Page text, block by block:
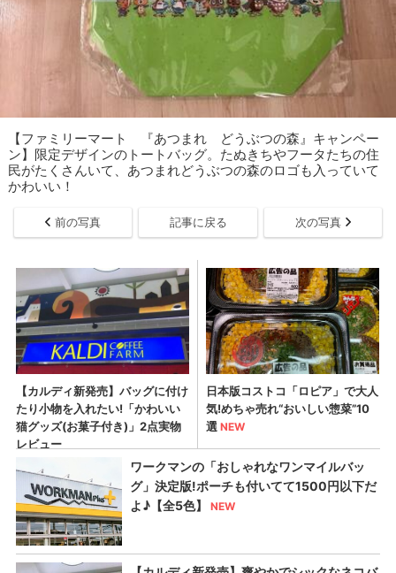
【ファミリーマート 『あつまれ どうぶつの森』キャンペー
ン】限定デザインのトートバッグ。たぬきちやフータたちの住
民がたくさんいて、あつまれどうぶつの森のロゴも入っていて
かわいい！
前の写真 記事に戻る 次の写真